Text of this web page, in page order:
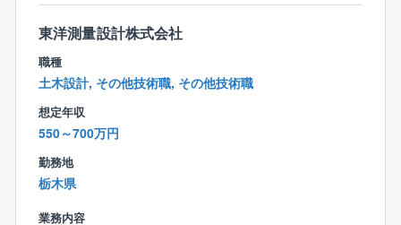
東洋測量設計株式会社
職種
土木設計, その他技術職, その他技術職
想定年収
550～700万円
勤務地
栃木県
業務内容